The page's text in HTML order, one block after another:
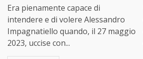
Era pienamente capace di
intendere e di volere Alessandro
Impagnatiello quando, il 27 maggio
2023, uccise con...